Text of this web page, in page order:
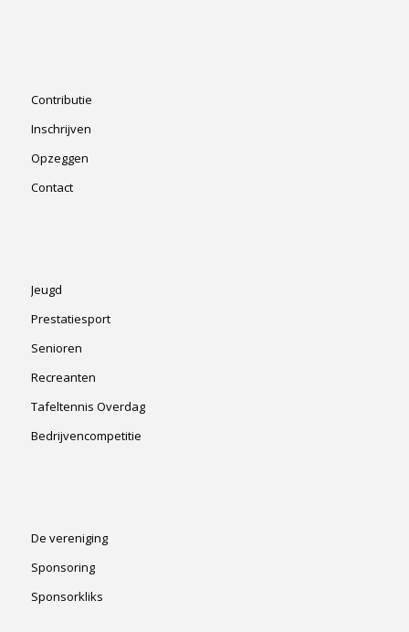
Contributie
Inschrijven
Opzeggen
Contact
Jeugd
Prestatiesport
Senioren
Recreanten
Tafeltennis Overdag
Bedrijvencompetitie
De vereniging
Sponsoring
Sponsorkliks